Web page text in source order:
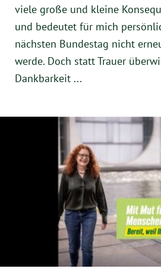
viele große und kleine
und bedeutet für mich
nächsten Bundestag nicht
werde. Doch statt Trauer
Dankbarkeit ...